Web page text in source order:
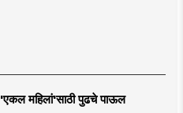
'एकल महिलां'साठी पुढचे पाऊल